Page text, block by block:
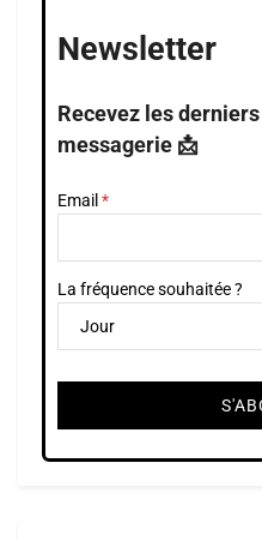
Newsletter
Recevez les
messagerie 📩
Email
La fréquence souhaitée ?